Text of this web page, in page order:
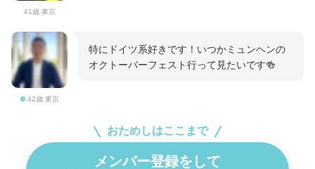
41歳 東京
42歳 東京
特にドイツ系好きです！いつかミュンヘンの
オクトーバーフェスト行って見たいです🍻
おためしはここまで
メンバー登録をして